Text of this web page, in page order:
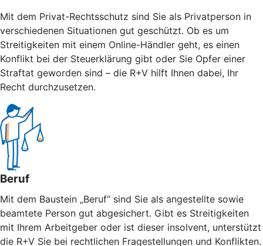
Mit dem Privat-Rechtsschutz sind Sie als Privatperson in
verschiedenen Situationen gut geschützt. Ob es um
Streitigkeiten mit einem Online-Händler geht, es einen
Konflikt bei der Steuerklärung gibt oder Sie Opfer einer
Straftat geworden sind – die R+V hilft Ihnen dabei, Ihr
Recht durchzusetzen.
Beruf
Mit dem Baustein „Beruf“ sind Sie als angestellte sowie
beamtete Person gut abgesichert. Gibt es Streitigkeiten
mit Ihrem Arbeitgeber oder ist dieser insolvent, unterstützt
die R+V Sie bei rechtlichen Fragestellungen und Konflikten.